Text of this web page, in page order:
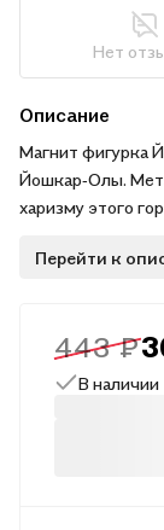
Нет
Описание
Магнит фигурка
Йошкар‑Олы.
харизму этого
кот принесёт в
Перейти к
443 ₽
В наличии